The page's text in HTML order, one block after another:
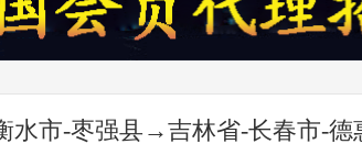
水市-枣强县 →吉林省-长春市-德